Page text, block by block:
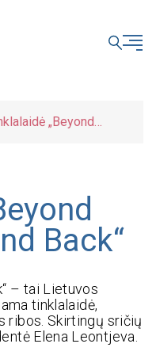
„Beyond
Back“
– tai Lietuvos
tinklalaidė,
ribos. Skirtingų sričių
Elena Leontjeva.
UŽDARYTI